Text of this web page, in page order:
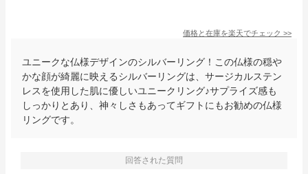
価格と在庫を楽天でチェック >>
ユニークな仏様デザインのシルバーリング！この仏様の穏や
かな顔が綺麗に映えるシルバーリングは、サージカルステン
レスを使用した肌に優しいユニークリング♪サプライズ感も
しっかりとあり、神々しさもあってギフトにもお勧めの仏様
リングです。
回答された質問